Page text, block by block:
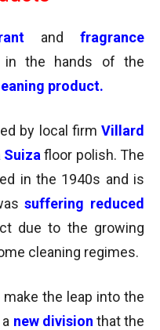
and fragrance
in the hands of the
product.
by local firm Villard
Suiza floor polish. The
in the 1940s and is
suffering reduced
due to the growing
cleaning regimes.
the leap into the
new division that the